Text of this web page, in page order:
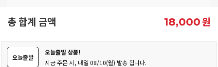
총 합계 금액 18,000원
오늘출발
오늘출발 상품!
지금 주문 시, 내일 08/10(월) 발송 됩니다.